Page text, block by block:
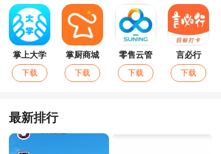
掌上大学
下载
掌厨商城
下载
零售云管
家
下载
言必行
下载
最新排行